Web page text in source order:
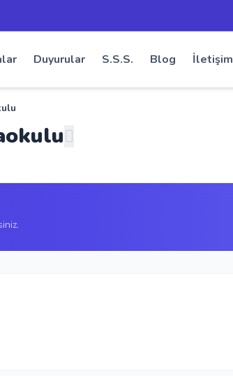
Duyurular S.S.S. Blog İletişim